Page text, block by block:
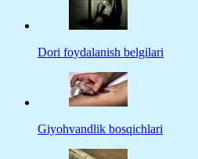
Dori foydalanish belgilari
Giyohvandlik bosqichlari